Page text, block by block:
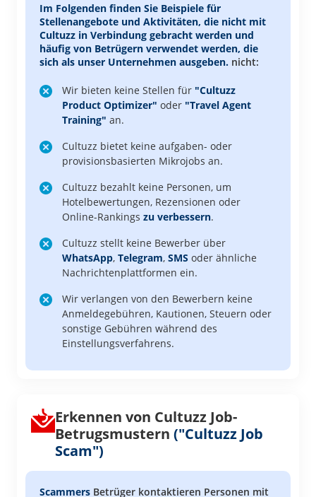
Im Folgenden finden Sie Beispiele für
Stellenangebote und Aktivitäten, die nicht mit
Cultuzz in Verbindung gebracht werden und
häufig von Betrügern verwendet werden, die
sich als unser Unternehmen ausgeben. nicht:
Wir bieten keine Stellen für "Cultuzz
Product Optimizer" oder "Travel Agent
Training" an.
Cultuzz bietet keine aufgaben- oder
provisionsbasierten Mikrojobs an.
Cultuzz bezahlt keine Personen, um
Hotelbewertungen, Rezensionen oder
Online-Rankings zu verbessern.
Cultuzz stellt keine Bewerber über
WhatsApp, Telegram, SMS oder ähnliche
Nachrichtenplattformen ein.
Wir verlangen von den Bewerbern keine
Anmeldegebühren, Kautionen, Steuern oder
sonstige Gebühren während des
Einstellungsverfahrens.
Erkennen von Cultuzz Job-
Betrugsmustern ("Cultuzz Job
Scam")
Scammers Betrüger kontaktieren Personen mit